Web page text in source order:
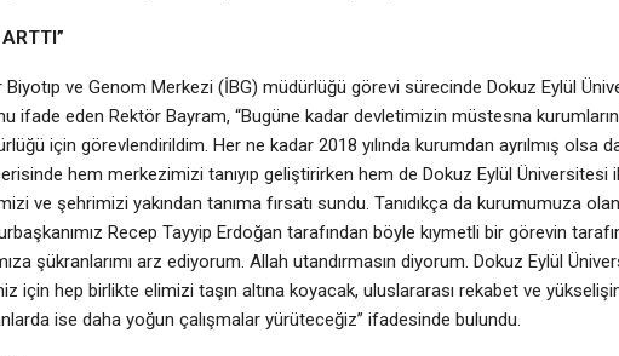
Biyotıp ve Genom Merkezi (İBG) müdürlüğü görevi sürecinde Dokuz Eylül
ifade eden Rektör Bayram, “Bugüne kadar devletimizin müstesna
için görevlendirildim. Her ne kadar 2018 yılında kurumdan ayrılmış olsa
hem merkezimizi tanıyıp geliştirirken hem de Dokuz Eylül
ve şehrimizi yakından tanıma fırsatı sundu. Tanıdıkça da kurumumuza
Recep Tayyip Erdoğan tarafından böyle kıymetli bir görevin
şükranlarımı arz ediyorum. Allah utandırmasın diyorum. Dokuz Eylül
için hep birlikte elimizi taşın altına koyacak, uluslararası rekabet ve
ise daha yoğun çalışmalar yürüteceğiz” ifadesinde bulundu.